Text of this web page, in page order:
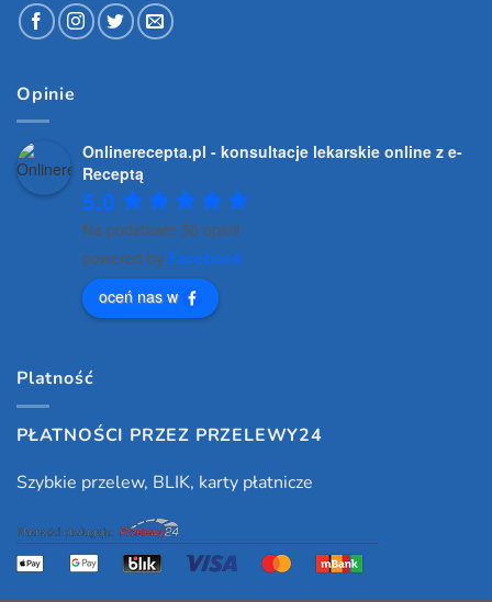
Opinie
Onlinerecepta.pl - konsultacje lekarskie online z e-
Receptą
5.0
Na podstawie 50 opinii
powered by Facebook
oceń nas w
Platność
PŁATNOŚCI PRZEZ PRZELEWY24
Szybkie przelew, BLIK, karty płatnicze